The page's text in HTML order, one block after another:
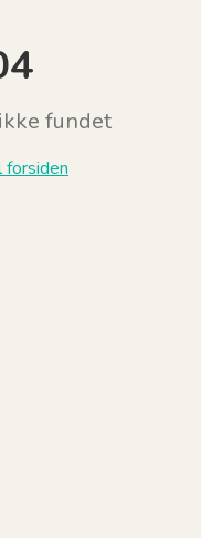
fundet
forsiden